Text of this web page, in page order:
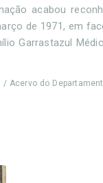
acabou
de 1971, em
Garrastazul
Acervo do